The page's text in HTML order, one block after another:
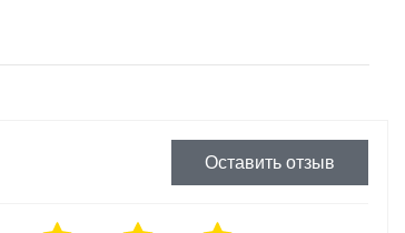
Оставить отзыв